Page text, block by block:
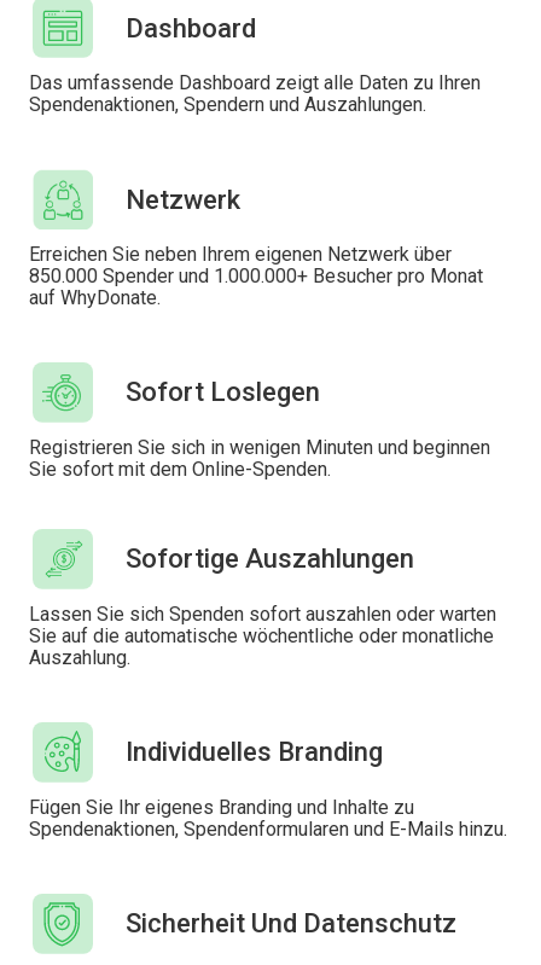
Dashboard
Das umfassende Dashboard zeigt alle Daten zu Ihren
Spendenaktionen, Spendern und Auszahlungen.
Netzwerk
Erreichen Sie neben Ihrem eigenen Netzwerk über
850.000 Spender und 1.000.000+ Besucher pro Monat
auf WhyDonate.
Sofort Loslegen
Registrieren Sie sich in wenigen Minuten und beginnen
Sie sofort mit dem Online-Spenden.
Sofortige Auszahlungen
Lassen Sie sich Spenden sofort auszahlen oder warten
Sie auf die automatische wöchentliche oder monatliche
Auszahlung.
Individuelles Branding
Fügen Sie Ihr eigenes Branding und Inhalte zu
Spendenaktionen, Spendenformularen und E-Mails hinzu.
Sicherheit Und Datenschutz